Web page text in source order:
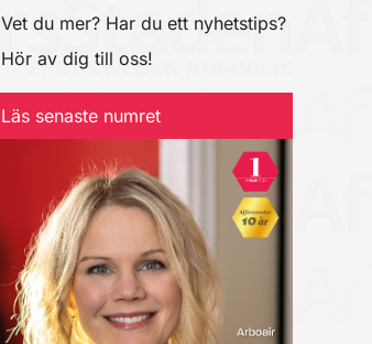
Vet du mer? Har du ett nyhetstips?
Hör av dig till oss!
Läs senaste numret